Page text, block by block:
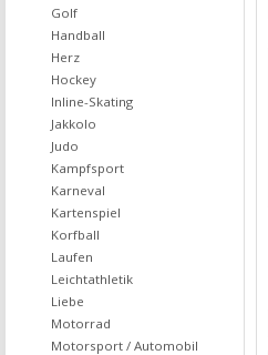
Golf
Handball
Herz
Hockey
Inline-Skating
Jakkolo
Judo
Kampfsport
Karneval
Kartenspiel
Korfball
Laufen
Leichtathletik
Liebe
Motorrad
Motorsport / Automobil